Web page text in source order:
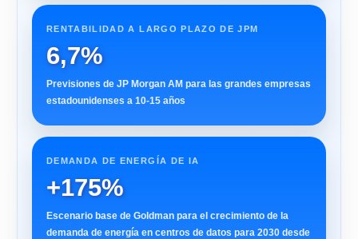
RENTABILIDAD A LARGO PLAZO DE JPM
6,7%
Previsiones de JP Morgan AM para las grandes empresas
estadounidenses a 10-15 años
DEMANDA DE ENERGÍA DE IA
+175%
Escenario base de Goldman para el crecimiento de la
demanda de energía en centros de datos para 2030 desde